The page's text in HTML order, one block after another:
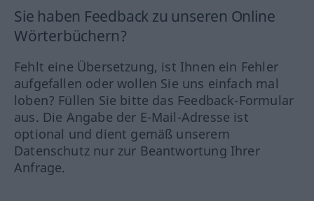
Sie haben Feedback zu unseren Online
Wörterbüchern?
Fehlt eine Übersetzung, ist Ihnen ein Fehler
aufgefallen oder wollen Sie uns einfach mal
loben? Füllen Sie bitte das Feedback-Formular
aus. Die Angabe der E-Mail-Adresse ist
optional und dient gemäß unserem
Datenschutz nur zur Beantwortung Ihrer
Anfrage.